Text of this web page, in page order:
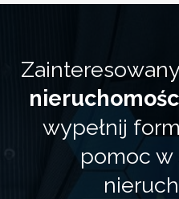
wypełnij
pomoc w